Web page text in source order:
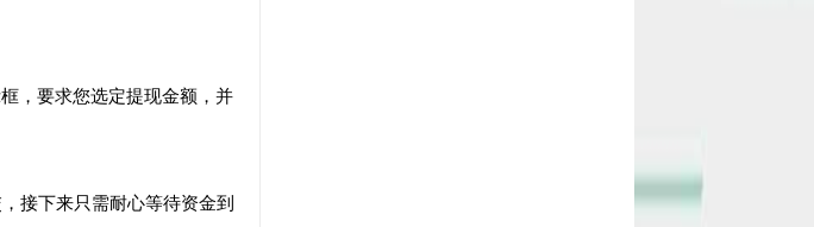
，要求您选定提现金额，并
接下来只需耐心等待资金到